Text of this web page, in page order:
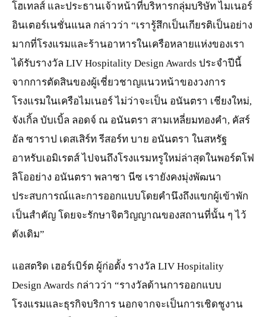
โฮเทลส์ และประธานเจ้าหน้าที่บริหารกลุ่มบริษัท ไมเนอร์
อินเตอร์เนชั่นแนล กล่าวว่า “เรารู้สึกเป็นเกียรติเป็นอย่าง
มากที่โรงแรมและร้านอาหารในเครือหลายแห่งของเรา
ได้รับรางวัล LIV Hospitality Design Awards ประจำปีนี้
จากการตัดสินของผู้เชี่ยวชาญแนวหน้าของวงการ
โรงแรมในเครือไมเนอร์ ไม่ว่าจะเป็น อนันตรา เชียงใหม่,
จังเกิ้ล บับเบิ้ล ลอดจ์ ณ อนันตรา สามเหลี่ยมทองคำ, คัสร์
อัล ซาราป เดสเสิร์ท รีสอร์ท บาย อนันตรา ในสหรัฐ
อาหรับเอมิเรตส์ ไปจนถึงโรงแรมหรูใหม่ล่าสุดในพอร์ตโฟ
ลิโออย่าง อนันตรา พลาซา นีซ เรายังคงมุ่งพัฒนา
ประสบการณ์และการออกแบบโดยคำนึงถึงแขกผู้เข้าพัก
เป็นสำคัญ โดยจะรักษาจิตวิญญาณของสถานที่นั้น ๆ ไว้
ดังเดิม”
แอสตริด เฮอร์เบิร์ต ผู้ก่อตั้ง รางวัล LIV Hospitality
Design Awards กล่าวว่า “รางวัลด้านการออกแบบ
โรงแรมและธุรกิจบริการ นอกจากจะเป็นการเชิดชูงาน